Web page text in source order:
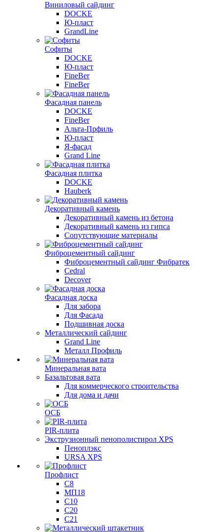
Виниловый сайдинг
DOCKE
Ю-пласт
GrandLine
Софиты
DOCKE
Ю-пласт
FineBer
FineBer
Фасадная панель
DOCKE
FineBer
Альта-Прфиль
Ю-пласт
Я-фасад
Grand Line
Фасадная плитка
DOCKE
Hauberk
Декоративный камень
Декоративный камень из бетона
Декоративный камень из гипса
Сопутствующие материалы
Фиброцементный сайдинг
Фиброцементный сайдинг Фибратек
Cedral
Decover
Фасадная доска
Для забора
Для Фасада
Подшивная доска
Металлический сайдинг
Grand Line
Металл Профиль
Минеральная вата
Базальтовая вата
Для коммерческого строительства
Для дома и дачи
ОСБ
PIR-плита
Экструзионный пенополистирол XPS
Пеноплэкс
URSA XPS
Профлист
С8
МП18
С10
С20
С21